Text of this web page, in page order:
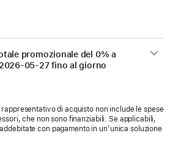
promozionale del 0% a
2026-05-27fino al giorno
rappresentativo di acquisto non include le spese
che non sono finanziabili. Se applicabili,
con pagamento in un’unica soluzione